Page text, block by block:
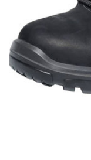
SECURITY & SERVICES